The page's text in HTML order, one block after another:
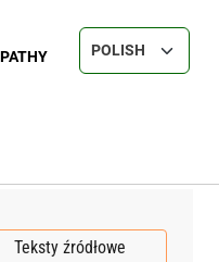
Select your
Teksty źródłowe